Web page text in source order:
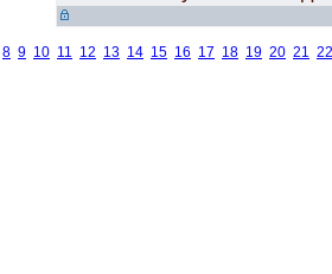
8 9 10 11 12 13 14 15 16 17 18 19 20 21 22